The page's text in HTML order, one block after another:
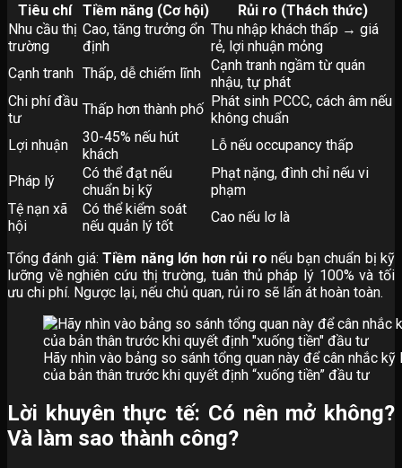
Tiêu chí Tiềm năng (Cơ hội)
Rủi ro (Thách thức)
Nhu cầu thị
trường
Cao, tăng trưởng ổn
định
Thu nhập khách thấp → giá
rẻ, lợi nhuận mỏng
Cạnh tranh Thấp, dễ chiếm lĩnh Cạnh tranh ngầm từ quán
nhậu, tự phát
Chi phí đầu
tư
Thấp hơn thành phố Phát sinh PCCC, cách âm nếu
không chuẩn
Lợi nhuận
30-45% nếu hút
khách
Lỗ nếu occupancy thấp
Pháp lý
Có thể đạt nếu
chuẩn bị kỹ
Phạt nặng, đình chỉ nếu vi
phạm
Tệ nạn xã
hội
Có thể kiểm soát
nếu quản lý tốt
Cao nếu lơ là
Tổng đánh giá:Tiềm năng lớn hơn rủi ro nếu bạn chuẩn bị kỹ
lưỡng về nghiên cứu thị trường, tuân thủ pháp lý 100% và tối
ưu chi phí. Ngược lại, nếu chủ quan, rủi ro sẽ lấn át hoàn toàn.
Hãy nhìn vào bảng so sánh tổng quan này để cân nhắc
của bản thân trước khi quyết định “xuống tiền” đầu tư
Lời khuyên thực tế: Có nên mở không?
Và làm sao thành công?